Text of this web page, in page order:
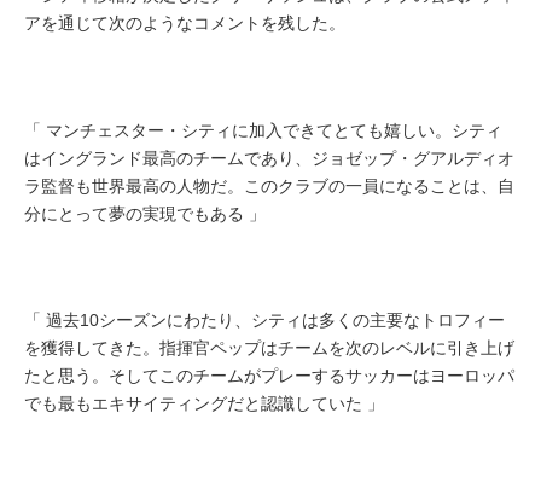
アを通じて次のようなコメントを残した。
「 マンチェスター・シティに加入できてとても嬉しい。シティ
はイングランド最高のチームであり、ジョゼップ・グアルディオ
ラ監督も世界最高の人物だ。このクラブの一員になることは、自
分にとって夢の実現でもある 」
「 過去10シーズンにわたり、シティは多くの主要なトロフィー
を獲得してきた。指揮官ペップはチームを次のレベルに引き上げ
たと思う。そしてこのチームがプレーするサッカーはヨーロッパ
でも最もエキサイティングだと認識していた 」